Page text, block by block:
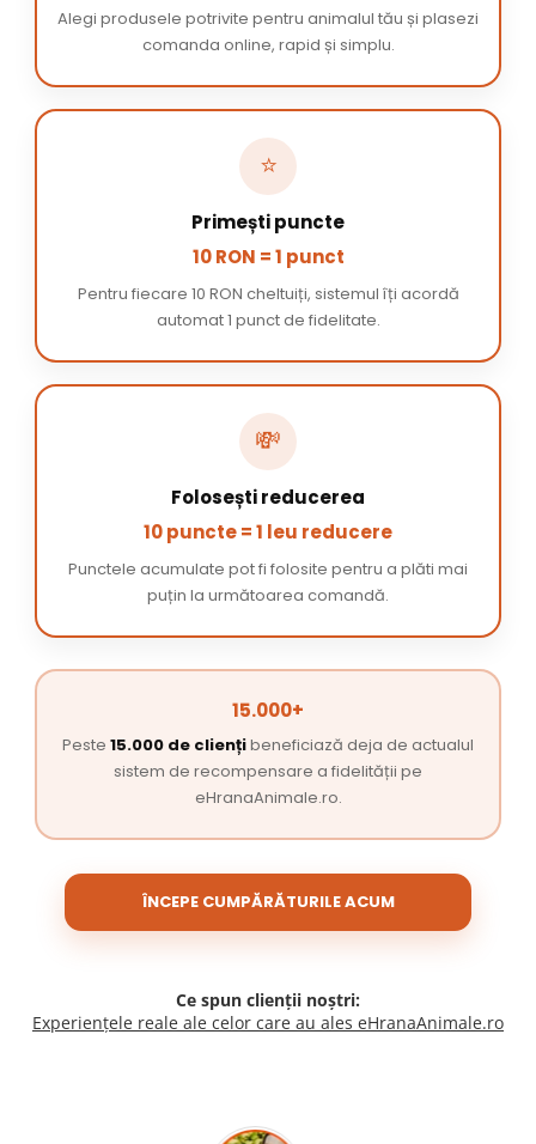
Alegi produsele potrivite pentru animalul tău și plasezi
comanda online, rapid și simplu.
⭐
Primești puncte
10 RON = 1 punct
Pentru fiecare 10 RON cheltuiți, sistemul îți acordă
automat 1 punct de fidelitate.
💸
Folosești reducerea
10 puncte = 1 leu reducere
Punctele acumulate pot fi folosite pentru a plăti mai
puțin la următoarea comandă.
15.000+
Peste 15.000 de cliențibeneficiază deja de actualul
sistem de recompensare a fidelității pe
eHranaAnimale.ro.
ÎNCEPE CUMPĂRĂTURILE ACUM
Ce spun clienții noștri:
Experiențele reale ale celor care au ales eHranaAnimale.ro